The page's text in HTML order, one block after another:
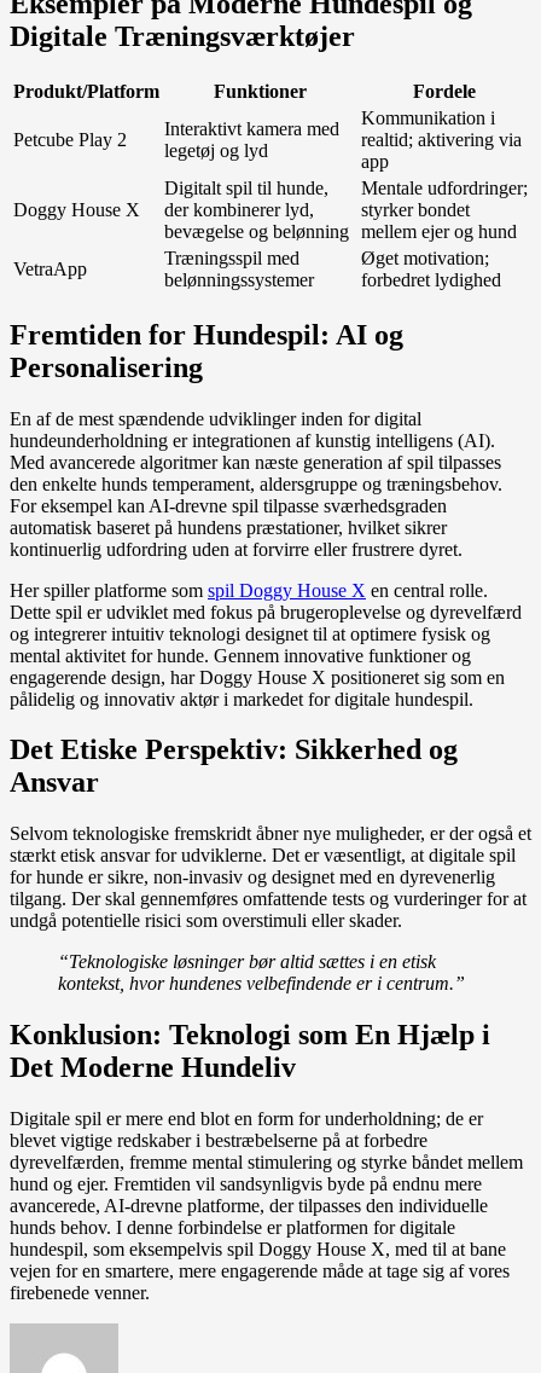
Digitale Træningsværktøjer
Produkt/Platform Funktioner Fordele
Petcube Play 2
Interaktivt kamera med
legetøj og lyd
Kommunikation i
realtid; aktivering via
app
Doggy House X
Digitalt spil til hunde,
der kombinerer lyd,
bevægelse og belønning
Mentale udfordringer;
styrker bondet
mellem ejer og hund
VetraApp
Træningsspil med
belønningssystemer
Øget motivation;
forbedret lydighed
Fremtiden for Hundespil: AI og
Personalisering
En af de mest spændende udviklinger inden for digital
hundeunderholdning er integrationen af kunstig intelligens (AI).
Med avancerede algoritmer kan næste generation af spil tilpasses
den enkelte hunds temperament, aldersgruppe og træningsbehov.
For eksempel kan AI-drevne spil tilpasse sværhedsgraden
automatisk baseret på hundens præstationer, hvilket sikrer
kontinuerlig udfordring uden at forvirre eller frustrere dyret.
Her spiller platforme som spil Doggy House X en central rolle.
Dette spil er udviklet med fokus på brugeroplevelse og dyrevelfærd
og integrerer intuitiv teknologi designet til at optimere fysisk og
mental aktivitet for hunde. Gennem innovative funktioner og
engagerende design, har Doggy House X positioneret sig som en
pålidelig og innovativ aktør i markedet for digitale hundespil.
Det Etiske Perspektiv: Sikkerhed og
Ansvar
Selvom teknologiske fremskridt åbner nye muligheder, er der også et
stærkt etisk ansvar for udviklerne. Det er væsentligt, at digitale spil
for hunde er sikre, non-invasiv og designet med en dyrevenerlig
tilgang. Der skal gennemføres omfattende tests og vurderinger for at
undgå potentielle risici som overstimuli eller skader.
“Teknologiske løsninger bør altid sættes i en etisk
kontekst, hvor hundenes velbefindende er i centrum.”
Konklusion: Teknologi som En Hjælp i
Det Moderne Hundeliv
Digitale spil er mere end blot en form for underholdning; de er
blevet vigtige redskaber i bestræbelserne på at forbedre
dyrevelfærden, fremme mental stimulering og styrke båndet mellem
hund og ejer. Fremtiden vil sandsynligvis byde på endnu mere
avancerede, AI-drevne platforme, der tilpasses den individuelle
hunds behov. I denne forbindelse er platformen for digitale
hundespil, som eksempelvis spil Doggy House X, med til at bane
vejen for en smartere, mere engagerende måde at tage sig af vores
firebenede venner.